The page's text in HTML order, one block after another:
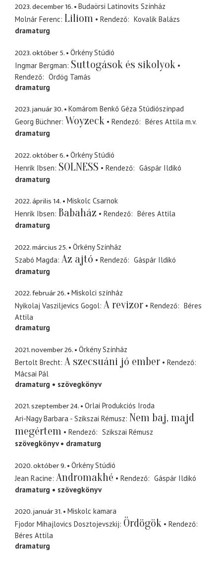
2023. december 16.
Budaörsi Latinovits Színház
Molnár Ferenc Liliom Rendező
Kovalik Balázs
dramaturg
2023. október 5.
Örkény Stúdió
Ingmar Bergman Suttogások és sikolyok
Rendező
Ördög Tamás
dramaturg
2023. január 30.
Komárom Benkő Géza Stúdiószínpad
Georg Büchner Woyzeck Rendező Béres Attila m.v.
dramaturg
2022. október 6.
Örkény Stúdió
Henrik Ibsen SOLNESS Rendező
Gáspár Ildikó
dramaturg
2022. április 14.
Miskolc Csarnok
Henrik Ibsen Babaház Rendező
Béres Attila
dramaturg
2022. március 25.
Örkény Színház
Szabó Magda Az ajtó Rendező
Gáspár Ildikó
dramaturg
2022. február 26.
Miskolci színház
Nyikolaj Vasziljevics Gogol A revizor Rendező
Béres
Attila
dramaturg
2021. november 26.
Örkény Színház
Bertolt Brecht A szecsuáni jó ember
Rendező
Mácsai Pál
dramaturg
szövegkönyv
2021. szeptember 24.
Orlai Produkciós Iroda
Ari-Nagy Barbara - Szikszai Rémusz Nem baj, majd
megértem
Rendező
Szikszai Rémusz
szövegkönyv
dramaturg
2020. október 9.
Örkény Stúdió
Jean Racine Andromakhé Rendező
Gáspár Ildikó
dramaturg
szövegkönyv
2020. január 31.
Miskolc kamara
Fjodor Mihajlovics Dosztojevszkij Ördögök
Rendező
Béres Attila
dramaturg